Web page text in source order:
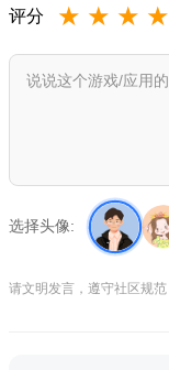
评分 ★ ★ ★ ★
选择头像:
请文明发言，遵守社区规范